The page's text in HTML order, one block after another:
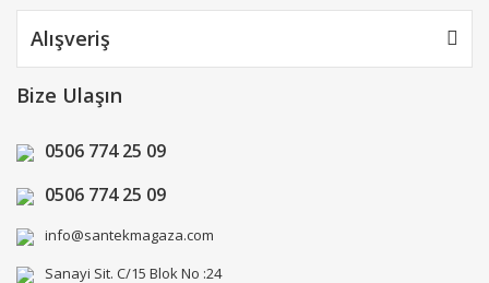
Alışveriş
Bize Ulaşın
0506 774 25 09
0506 774 25 09
info@santekmagaza.com
Sanayi Sit. C/15 Blok No :24